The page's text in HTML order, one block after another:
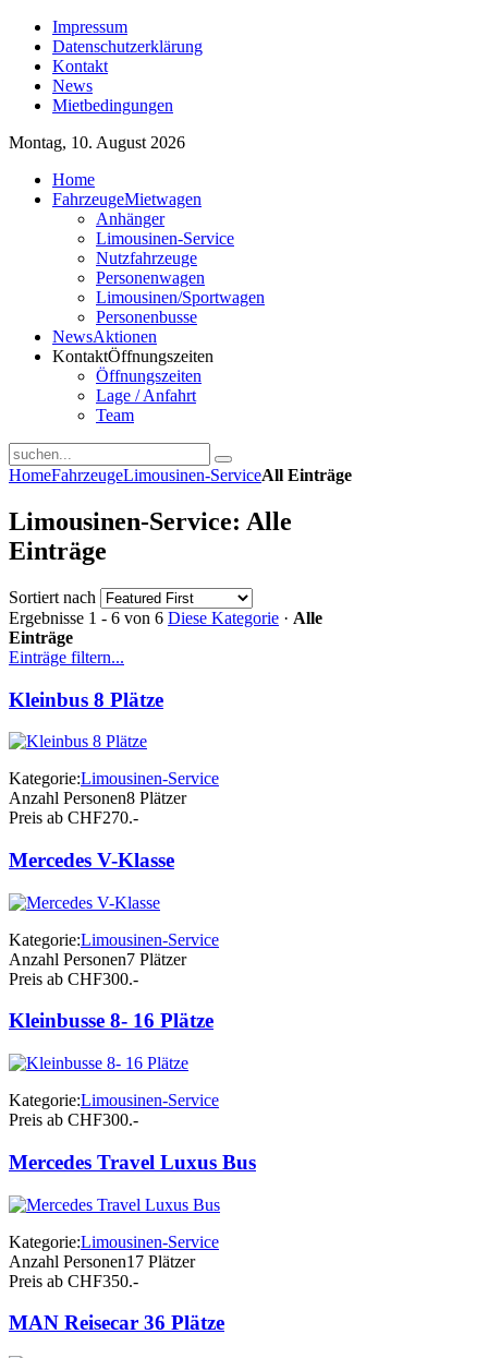
Impressum
Datenschutzerklärung
Kontakt
News
Mietbedingungen
Montag, 10. August 2026
Home
FahrzeugeMietwagen
Anhänger
Limousinen-Service
Nutzfahrzeuge
Personenwagen
Limousinen/Sportwagen
Personenbusse
NewsAktionen
KontaktÖffnungszeiten
Öffnungszeiten
Lage / Anfahrt
Team
HomeFahrzeugeLimousinen-ServiceAll Einträge
Limousinen-Service: Alle
Einträge
Sortiert nach
Ergebnisse 1 - 6 von 6 Diese Kategorie · Alle
Einträge
Einträge filtern...
Kleinbus 8 Plätze
Kategorie:Limousinen-Service
Anzahl Personen8 Plätzer
Preis ab CHF270.-
Mercedes V-Klasse
Kategorie:Limousinen-Service
Anzahl Personen7 Plätzer
Preis ab CHF300.-
Kleinbusse 8- 16 Plätze
Kategorie:Limousinen-Service
Preis ab CHF300.-
Mercedes Travel Luxus Bus
Kategorie:Limousinen-Service
Anzahl Personen17 Plätzer
Preis ab CHF350.-
MAN Reisecar 36 Plätze